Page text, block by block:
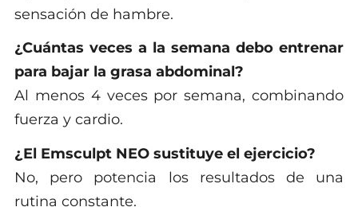
sensación de hambre.
¿Cuántas veces a la semana debo entrenar
para bajar la grasa abdominal?
Al menos 4 veces por semana, combinando
fuerza y cardio.
¿El Emsculpt NEO sustituye el ejercicio?
No, pero potencia los resultados de una
rutina constante.